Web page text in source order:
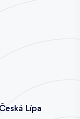
Lípa